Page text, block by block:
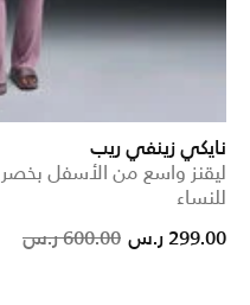
نايكي زينفي ريب
ليقنز واسع من الأسفل
للنساء
from
600.00 ر.س 299.00 ر.س